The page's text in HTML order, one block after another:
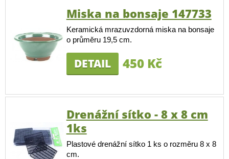
Miska na bonsaje 147733
Keramická mrazuvzdorná miska na bonsaje
o průměru 19,5 cm.
DETAIL 450 Kč
Drenážní sítko - 8 x 8 cm
1ks
Plastové drenážní sítko 1 ks o rozměru 8 x 8
cm.